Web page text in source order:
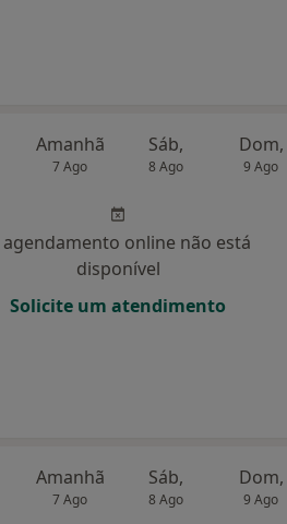
Amanhã
7 Ago
Sáb,
8 Ago
Dom,
9 Ago
agendamento online não está
disponível
Solicite um atendimento
Amanhã
7 Ago
Sáb,
8 Ago
Dom,
9 Ago